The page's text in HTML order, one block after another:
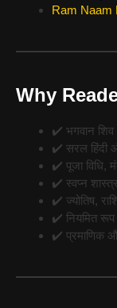
Ram Naam
Why
✔️ भगवान शिव
✔️ सरल हिंदी
✔️ पूजा विधि,
✔️ स्वप्न
✔️ ज्योतिष,
✔️ नियमित रूप
✔️ प्रमाणिक